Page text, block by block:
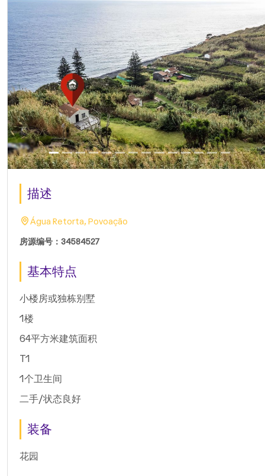
描述
Água Retorta, Povoação
房源编号：34584527
基本特点
小楼房或独栋别墅
1楼
64平方米建筑面积
T1
1个卫生间
二手/状态良好
装备
花园